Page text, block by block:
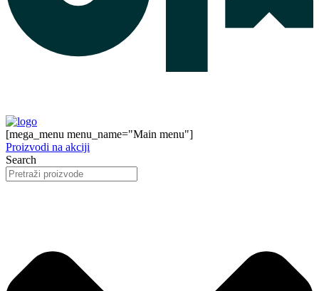
[mega_menu menu_name="Main menu"]
Proizvodi na akciji
Search